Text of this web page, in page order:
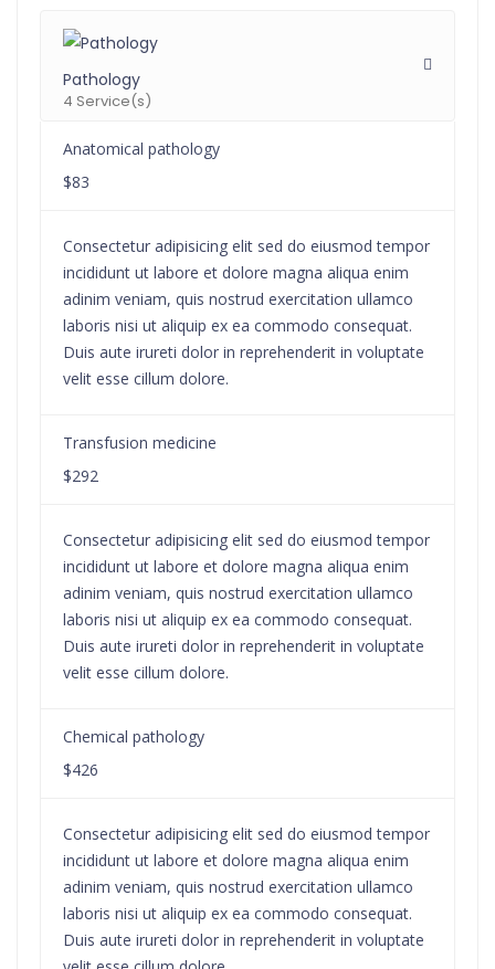
Pathology
4 Service(s)
Anatomical pathology
$83
Consectetur adipisicing elit sed do eiusmod tempor
incididunt ut labore et dolore magna aliqua enim
adinim veniam, quis nostrud exercitation ullamco
laboris nisi ut aliquip ex ea commodo consequat.
Duis aute irureti dolor in reprehenderit in voluptate
velit esse cillum dolore.
Transfusion medicine
$292
Consectetur adipisicing elit sed do eiusmod tempor
incididunt ut labore et dolore magna aliqua enim
adinim veniam, quis nostrud exercitation ullamco
laboris nisi ut aliquip ex ea commodo consequat.
Duis aute irureti dolor in reprehenderit in voluptate
velit esse cillum dolore.
Chemical pathology
$426
Consectetur adipisicing elit sed do eiusmod tempor
incididunt ut labore et dolore magna aliqua enim
adinim veniam, quis nostrud exercitation ullamco
laboris nisi ut aliquip ex ea commodo consequat.
Duis aute irureti dolor in reprehenderit in voluptate